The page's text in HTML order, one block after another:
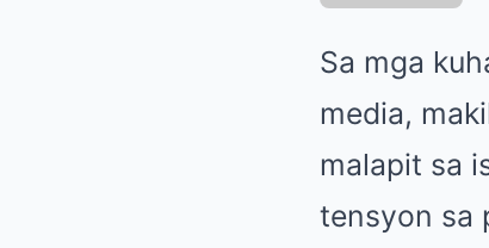
Sa mga
media,
malapit sa
tensyon sa